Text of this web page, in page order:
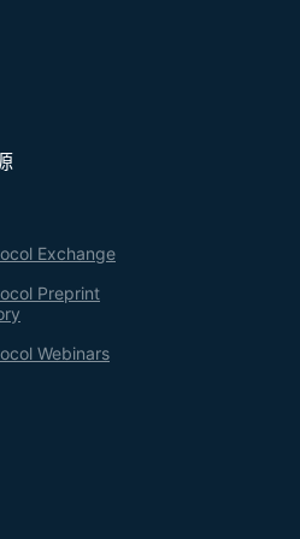
Exchange
Preprint
Webinars